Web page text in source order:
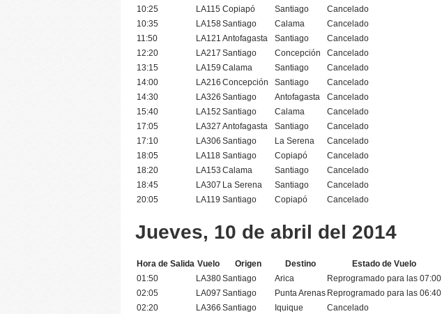
10:25
LA115 Copiapó Santiago
Cancelado
10:35
LA158Santiago Calama
Cancelado
11:50
LA121 Antofagasta Santiago
Cancelado
12:20
LA217 Santiago Concepción
Cancelado
13:15
LA159 Calama Santiago
Cancelado
14:00
LA216 Concepción Santiago
Cancelado
14:30
LA326 Santiago Antofagasta
Cancelado
15:40
LA152 Santiago Calama
Cancelado
17:05
LA327 Antofagasta Santiago
Cancelado
17:10
LA306 Santiago La Serena
Cancelado
18:05
LA118 Santiago Copiapó
Cancelado
18:20
LA153 Calama Santiago
Cancelado
18:45
LA307 La Serena Santiago
Cancelado
20:05
LA119 Santiago Copiapó Cancelado
Jueves, 10 de abril del 2014
Hora de Salida Vuelo Origen Destino
Estado de Vuelo
01:50
LA380Santiago Arica
Reprogramado para las 07:00
02:05
LA097 Santiago Punta Arenas Reprogramado para las 06:40
02:20
LA366 Santiago Iquique
Cancelado